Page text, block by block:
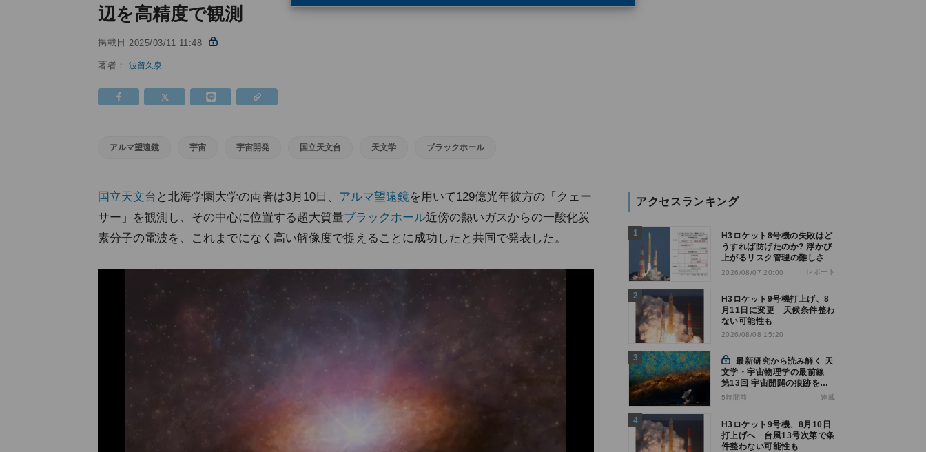
辺を高精度で観測
掲載日 2025/03/11 11:48
著者：波留久泉
アルマ望遠鏡 宇宙 宇宙開発 国立天文台 天文学 ブラックホール
国立天文台 と北海学園大学の両者は3月10日、 アルマ望遠鏡を用いて129億光年彼方の「クェー
サー」を観測し、その中心に位置する超大質量ブラックホール近傍の熱いガスからの一酸化炭
素分子の電波を、これまでになく高い解像度で捉えることに成功したと共同で発表した。
アクセスランキング
H3ロケット8号機の失敗はど
うすれば防げたのか? 浮かび
上がるリスク管理の難しさ
2026/08/07 20:00 レポート
H3ロケット9号機打上げ、8
月11日に変更 天候条件整わ
ない可能性も
2026/08/08 15:20
最新研究から読み解く 天
文学・宇宙物理学の最前線
第13回 宇宙開闢の痕跡を隠
す銀河ダスト、AIで除去性能
5時間前 連載
H3ロケット9号機、8月10日
打上げへ 台風13号次第で条
件整わない可能性も